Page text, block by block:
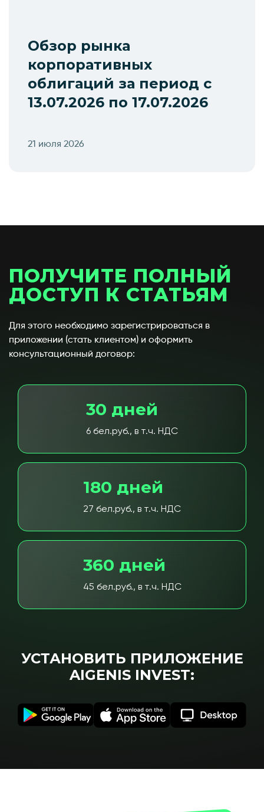
Обзор рынка
корпоративных
облигаций за период с
13.07.2026 по 17.07.2026
21 июля 2026
ПОЛУЧИТЕ ПОЛНЫЙ
ДОСТУП К СТАТЬЯМ
Для этого необходимо зарегистрироваться в
приложении (стать клиентом) и оформить
консультационный договор:
30 дней
6 бел.руб., в т.ч. НДС
180 дней
27 бел.руб., в т.ч. НДС
360 дней
45 бел.руб., в т.ч. НДС
УСТАНОВИТЬ ПРИЛОЖЕНИЕ
AIGENIS INVEST: